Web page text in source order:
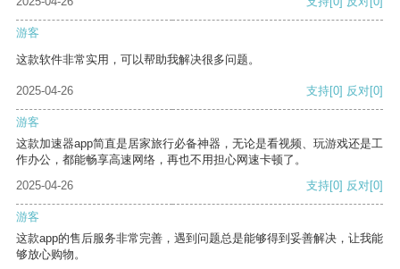
游客
这款软件非常实用，可以帮助我解决很多问题。
2025-04-26 支持[0] 反对[0]
游客
这款加速器app简直是居家旅行必备神器，无论是看视频、玩游戏还是工
作办公，都能畅享高速网络，再也不用担心网速卡顿了。
2025-04-26
支持[0] 反对[0]
游客
这款app的售后服务非常完善，遇到问题总是能够得到妥善解决，让我能
够放心购物。